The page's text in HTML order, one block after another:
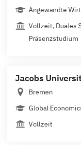
Angewandte
Vollzeit, Duales
Präsenzstudium
Jacobs
Bremen
Global
Vollzeit